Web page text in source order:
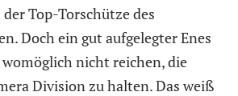
Top-Torschütze des
Doch ein gut aufgelegter Enes
nicht reichen, die
Division zu halten. Das weiß